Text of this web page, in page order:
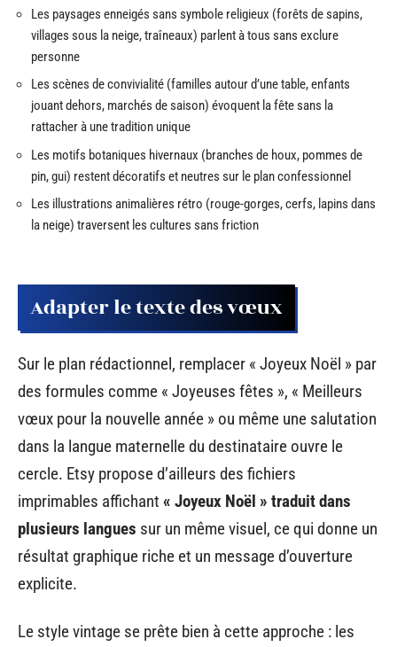
Les paysages enneigés sans symbole religieux (forêts de sapins,
villages sous la neige, traîneaux) parlent à tous sans exclure
personne
Les scènes de convivialité (familles autour d’une table, enfants
jouant dehors, marchés de saison) évoquent la fête sans la
rattacher à une tradition unique
Les motifs botaniques hivernaux (branches de houx, pommes de
pin, gui) restent décoratifs et neutres sur le plan confessionnel
Les illustrations animalières rétro (rouge-gorges, cerfs, lapins dans
la neige) traversent les cultures sans friction
Adapter le texte des vœux
Sur le plan rédactionnel, remplacer « Joyeux Noël » par
des formules comme « Joyeuses fêtes », « Meilleurs
vœux pour la nouvelle année » ou même une salutation
dans la langue maternelle du destinataire ouvre le
cercle. Etsy propose d’ailleurs des fichiers
imprimables affichant « Joyeux Noël » traduit dans
plusieurs langues sur un même visuel, ce qui donne un
résultat graphique riche et un message d’ouverture
explicite.
Le style vintage se prête bien à cette approche : les